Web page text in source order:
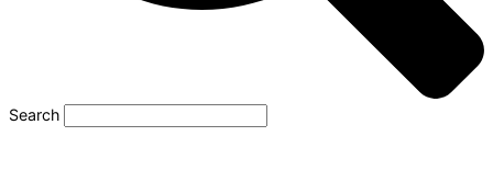
Search